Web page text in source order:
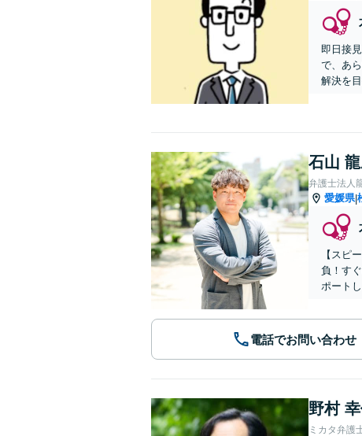
即日接
で、あ
解決を
石山
弁護士法人
愛媛県|
【スピ
負！す
ポートし
電話でお問い合わせ
野村
ミカタ弁護